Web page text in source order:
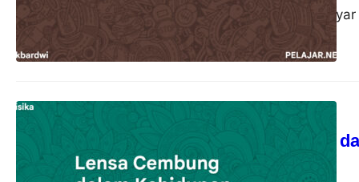
sebagai pelayar-
Lensa Cembung
akbardwi